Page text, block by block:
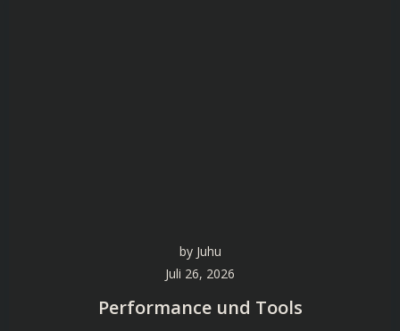
by Juhu
Juli 26, 2026
Performance und Tools